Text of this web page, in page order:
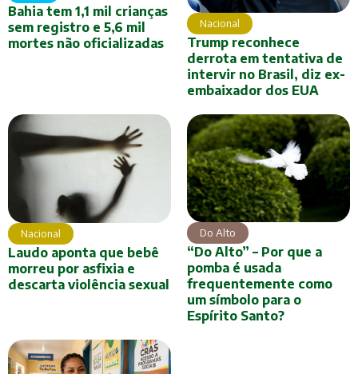
Bahia tem 1,1 mil crianças
sem registro e 5,6 mil
mortes não oficializadas
Nacional
Trump reconhece
derrota em tentativa de
intervir no Brasil, diz ex-
embaixador dos EUA
Nacional
Laudo aponta que bebê
morreu por asfixia e
descarta violência sexual
Do Alto
“Do Alto” – Por que a
pomba é usada
frequentemente como
um símbolo para o
Espírito Santo?